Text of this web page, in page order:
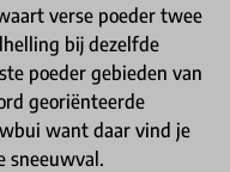
verse poeder twee
bij dezelfde
poeder gebieden van
georiënteerde
want daar vind je
sneeuwval.